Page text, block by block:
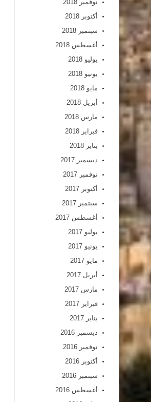
نوفمبر 2018
أكتوبر 2018
سبتمبر 2018
أغسطس 2018
يوليو 2018
يونيو 2018
مايو 2018
أبريل 2018
مارس 2018
فبراير 2018
يناير 2018
ديسمبر 2017
نوفمبر 2017
أكتوبر 2017
سبتمبر 2017
أغسطس 2017
يوليو 2017
يونيو 2017
مايو 2017
أبريل 2017
مارس 2017
فبراير 2017
يناير 2017
ديسمبر 2016
نوفمبر 2016
أكتوبر 2016
سبتمبر 2016
أغسطس 2016